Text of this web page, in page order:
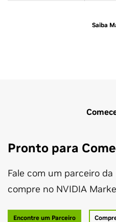
Saiba
Pronto para
Fale com um parceiro da
compre no NVIDIA
Encontre um Parceiro